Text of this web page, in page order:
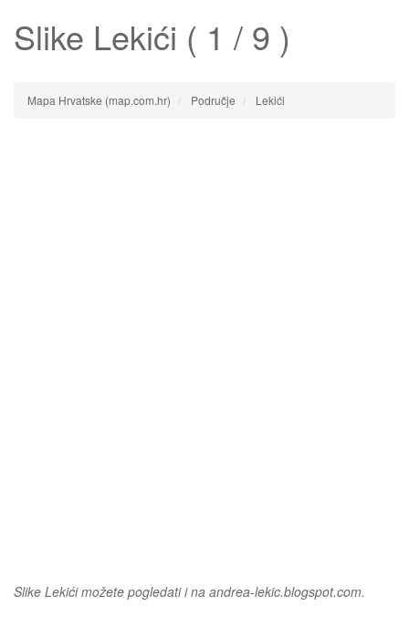
Slike Lekići ( 1 / 9 )
Mapa Hrvatske (map.com.hr) Područje Lekići
Slike Lekići možete pogledati i na andrea-lekic.blogspot.com.